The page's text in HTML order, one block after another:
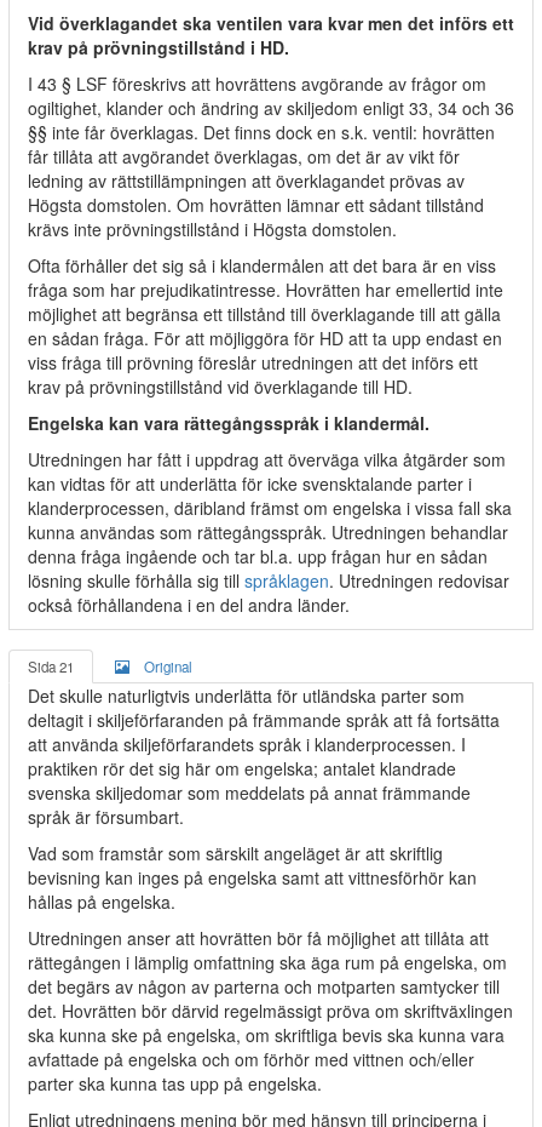
Vid överklagandet ska ventilen vara kvar men det införs ett
krav på prövningstillstånd i HD.
I 43 § LSF föreskrivs att hovrättens avgörande av frågor om
ogiltighet, klander och ändring av skiljedom enligt 33, 34 och 36
§§ inte får överklagas. Det finns dock en s.k. ventil: hovrätten
får tillåta att avgörandet överklagas, om det är av vikt för
ledning av rättstillämpningen att överklagandet prövas av
Högsta domstolen. Om hovrätten lämnar ett sådant tillstånd
krävs inte prövningstillstånd i Högsta domstolen.
Ofta förhåller det sig så i klandermålen att det bara är en viss
fråga som har prejudikatintresse. Hovrätten har emellertid inte
möjlighet att begränsa ett tillstånd till överklagande till att gälla
en sådan fråga. För att möjliggöra för HD att ta upp endast en
viss fråga till prövning föreslår utredningen att det införs ett
krav på prövningstillstånd vid överklagande till HD.
Engelska kan vara rättegångsspråk i klandermål.
Utredningen har fått i uppdrag att överväga vilka åtgärder som
kan vidtas för att underlätta för icke svensktalande parter i
klanderprocessen, däribland främst om engelska i vissa fall ska
kunna användas som rättegångsspråk. Utredningen behandlar
denna fråga ingående och tar bl.a. upp frågan hur en sådan
lösning skulle förhålla sig till språklagen. Utredningen redovisar
också förhållandena i en del andra länder.
Sida 21 Original
Det skulle naturligtvis underlätta för utländska parter som
deltagit i skiljeförfaranden på främmande språk att få fortsätta
att använda skiljeförfarandets språk i klanderprocessen. I
praktiken rör det sig här om engelska; antalet klandrade
svenska skiljedomar som meddelats på annat främmande
språk är försumbart.
Vad som framstår som särskilt angeläget är att skriftlig
bevisning kan inges på engelska samt att vittnesförhör kan
hållas på engelska.
Utredningen anser att hovrätten bör få möjlighet att tillåta att
rättegången i lämplig omfattning ska äga rum på engelska, om
det begärs av någon av parterna och motparten samtycker till
det. Hovrätten bör därvid regelmässigt pröva om skriftväxlingen
ska kunna ske på engelska, om skriftliga bevis ska kunna vara
avfattade på engelska och om förhör med vittnen och/eller
parter ska kunna tas upp på engelska.
Enligt utredningens mening bör med hänsyn till principerna i